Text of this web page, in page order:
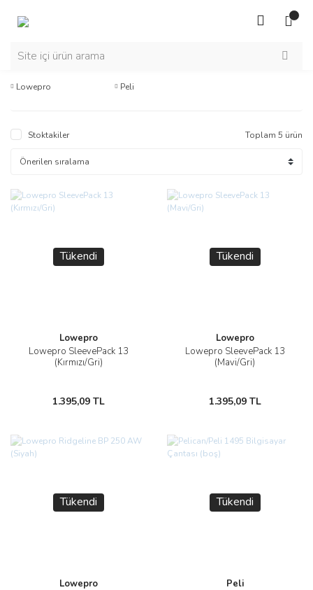
Lowepro Peli
Stoktakiler Toplam 5 ürün
Tükendi
Lowepro
Lowepro SleevePack 13
(Kırmızı/Gri)
1.395,09 TL
Tükendi
Lowepro
Lowepro SleevePack 13
(Mavi/Gri)
1.395,09 TL
Tükendi
Lowepro
Tükendi
Peli